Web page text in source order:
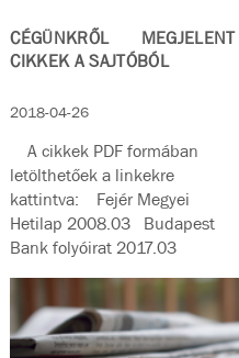
CÉGÜNKRŐL MEGJELENT
CIKKEK A SAJTÓBÓL
2018-04-26
A cikkek PDF formában
letölthetőek a linkekre
kattintva: Fejér Megyei
Hetilap 2008.03 Budapest
Bank folyóirat 2017.03